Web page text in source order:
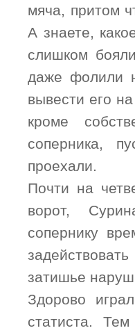
мяча, притом
А знаете,
слишком
даже фолили
вывести его
кроме
соперника,
проехали.
Почти на
ворот,
сопернику
затишье
Здорово
статиста.